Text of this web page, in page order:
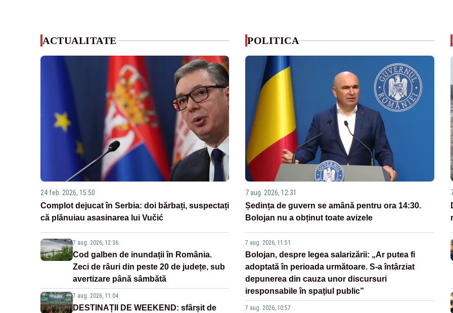
ACTUALITATE
24 feb. 2026, 15:50
Complot dejucat în Serbia: doi bărbați, suspectați
că plănuiau asasinarea lui Vučić
7 aug. 2026, 12:36
Cod galben de inundații în România.
Zeci de râuri din peste 20 de județe, sub
avertizare până sâmbătă
7 aug. 2026, 11:04
DESTINAȚII DE WEEKEND: sfârșit de
POLITICA
7 aug. 2026, 12:31
Ședința de guvern se amână pentru ora 14:30.
Bolojan nu a obținut toate avizele
7 aug. 2026, 11:51
Bolojan, despre legea salarizării: „Ar putea fi
adoptată în perioada următoare. S-a întârziat
depunerea din cauza unor discursuri
iresponsabile în spaţiul public”
7 aug. 2026, 10:57